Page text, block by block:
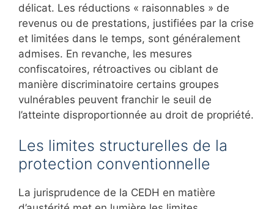
délicat. Les réductions « raisonnables » de
revenus ou de prestations, justifiées par la crise
et limitées dans le temps, sont généralement
admises. En revanche, les mesures
confiscatoires, rétroactives ou ciblant de
manière discriminatoire certains groupes
vulnérables peuvent franchir le seuil de
l’atteinte disproportionnée au droit de propriété.
Les limites structurelles de la
protection conventionnelle
La jurisprudence de la CEDH en matière